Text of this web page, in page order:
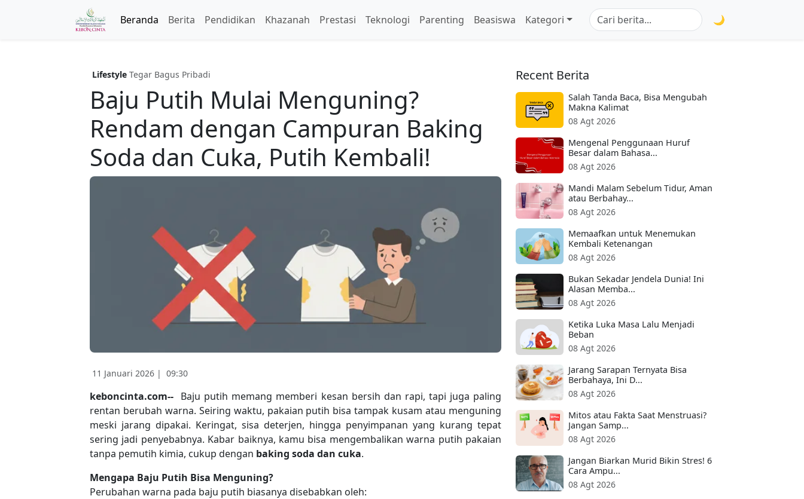
Beranda Berita Pendidikan Khazanah Prestasi Teknologi Parenting Beasiswa Kategori 🌙
Lifestyle Tegar Bagus Pribadi
Baju Putih Mulai Menguning?
Rendam dengan Campuran Baking
Soda dan Cuka, Putih Kembali!
11 Januari 2026 | 09:30
keboncinta.com-- Baju putih memang memberi kesan bersih dan rapi, tapi juga paling
rentan berubah warna. Seiring waktu, pakaian putih bisa tampak kusam atau menguning
meski jarang dipakai. Keringat, sisa deterjen, hingga penyimpanan yang kurang tepat
sering jadi penyebabnya. Kabar baiknya, kamu bisa mengembalikan warna putih pakaian
tanpa pemutih kimia, cukup dengan baking soda dan cuka.
Mengapa Baju Putih Bisa Menguning?
Perubahan warna pada baju putih biasanya disebabkan oleh:
Recent Berita
Salah Tanda Baca, Bisa Mengubah
Makna Kalimat
08 Agt 2026
Mengenal Penggunaan Huruf
Besar dalam Bahasa...
08 Agt 2026
Mandi Malam Sebelum Tidur, Aman
atau Berbahay...
08 Agt 2026
Memaafkan untuk Menemukan
Kembali Ketenangan
08 Agt 2026
Bukan Sekadar Jendela Dunia! Ini
Alasan Memba...
08 Agt 2026
Ketika Luka Masa Lalu Menjadi
Beban
08 Agt 2026
Jarang Sarapan Ternyata Bisa
Berbahaya, Ini D...
08 Agt 2026
Mitos atau Fakta Saat Menstruasi?
Jangan Samp...
08 Agt 2026
Jangan Biarkan Murid Bikin Stres! 6
Cara Ampu...
08 Agt 2026